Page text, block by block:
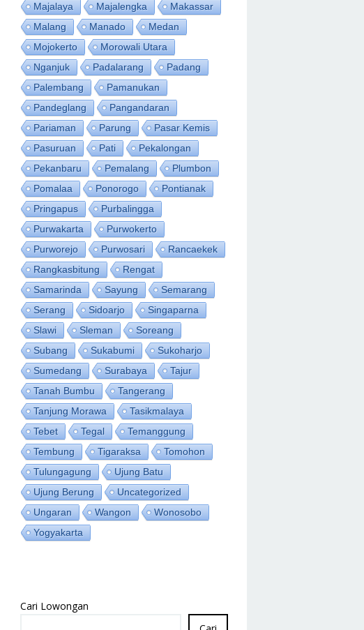
Majalaya
Majalengka
Makassar
Malang
Manado
Medan
Mojokerto
Morowali Utara
Nganjuk
Padalarang
Padang
Palembang
Pamanukan
Pandeglang
Pangandaran
Pariaman
Parung
Pasar Kemis
Pasuruan
Pati
Pekalongan
Pekanbaru
Pemalang
Plumbon
Pomalaa
Ponorogo
Pontianak
Pringapus
Purbalingga
Purwakarta
Purwokerto
Purworejo
Purwosari
Rancaekek
Rangkasbitung
Rengat
Samarinda
Sayung
Semarang
Serang
Sidoarjo
Singaparna
Slawi
Sleman
Soreang
Subang
Sukabumi
Sukoharjo
Sumedang
Surabaya
Tajur
Tanah Bumbu
Tangerang
Tanjung Morawa
Tasikmalaya
Tebet
Tegal
Temanggung
Tembung
Tigaraksa
Tomohon
Tulungagung
Ujung Batu
Ujung Berung
Uncategorized
Ungaran
Wangon
Wonosobo
Yogyakarta
Cari Lowongan